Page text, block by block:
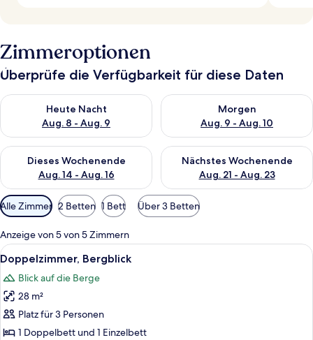
Zimmeroptionen
Überprüfe die Verfügbarkeit für diese Daten
Heute Nacht
Aug. 8 - Aug. 9
Überprüfe die Verfügbarkeit für heute Nacht, Aug. 8 - Aug. 9.
Morgen
Aug. 9 - Aug. 10
Überprüfe die Verfügbarkeit
Dieses Wochenende
Aug. 14 - Aug. 16
Überprüfe die Verfügbarkeit für dieses Wochenende, Aug. 14
Nächstes Wochenende
Aug. 21 - Aug. 23
Überprüfe die Verfügbarkeit
Verfügbare
Filter
für
Zimmer
Alle Zimmer 2 Betten 1 Bett Über 3 Betten
Anzeige von 5 von 5 Zimmern
Alle
Fotos
für
Doppelzimmer,
Bergblick
anzeigen
Ein Hotelzimmer mit zwei Betten,
5
Doppelzimmer, Bergblick
Blick auf die Berge
28 m²
Platz für 3 Personen
1 Doppelbett und 1 Einzelbett